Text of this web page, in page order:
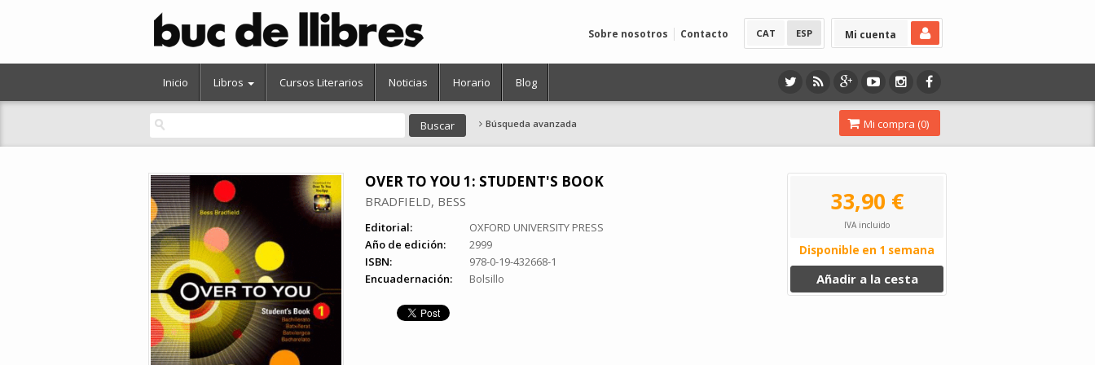
Mi cuenta
CAT ESP
Sobre nosotros Contacto
Inicio Libros Cursos Literarios Noticias Horario Blog
Búsqueda avanzada Mi compra (0)
OVER TO YOU 1: STUDENT'S BOOK
BRADFIELD, BESS
Editorial:
OXFORD UNIVERSITY PRESS
Año de edición:
2999
ISBN:
978-0-19-432668-1
Encuadernación:
Bolsillo
33,90 €
IVA incluido
Disponible en 1 semana
Añadir a la cesta